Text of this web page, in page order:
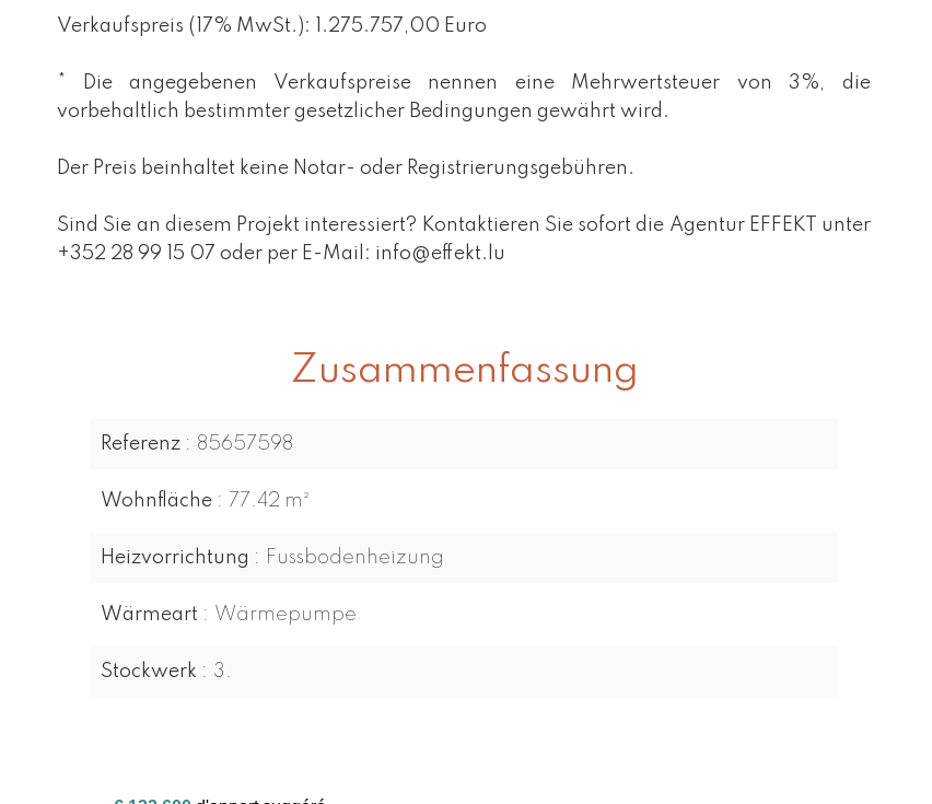
Verkaufspreis (17% MwSt.): 1.275.757,00 Euro
* Die angegebenen Verkaufspreise nennen eine Mehrwertsteuer von 3%, die
vorbehaltlich bestimmter gesetzlicher Bedingungen gewährt wird.
Der Preis beinhaltet keine Notar- oder Registrierungsgebühren.
Sind Sie an diesem Projekt interessiert? Kontaktieren Sie sofort die Agentur EFFEKT unter
+352 28 99 15 07 oder per E-Mail: info@effekt.lu
Zusammenfassung
Referenz 85657598
Wohnfläche 77.42 m²
Heizvorrichtung Fussbodenheizung
Wärmeart Wärmepumpe
Stockwerk 3.